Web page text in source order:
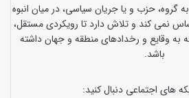
گروه، حزب و یا جریان سیاسی، در میان انبوه
نمی کند و تلاش دارد تا رویکردی مستقل،
به وقایع و رخدادهای منطقه و جهان داشته
باشد.
های اجتماعی دنبال کنید: